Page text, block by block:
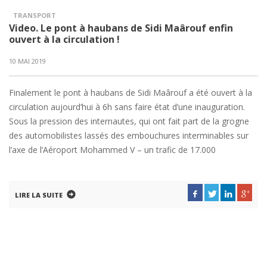
TRANSPORT
Video. Le pont à haubans de Sidi Maârouf enfin
ouvert à la circulation !
10 MAI 2019
Finalement le pont à haubans de Sidi Maârouf a été ouvert à la
circulation aujourd’hui à 6h sans faire état d’une inauguration.
Sous la pression des internautes, qui ont fait part de la grogne
des automobilistes lassés des embouchures interminables sur
l’axe de l’Aéroport Mohammed V – un trafic de 17.000
LIRE LA SUITE